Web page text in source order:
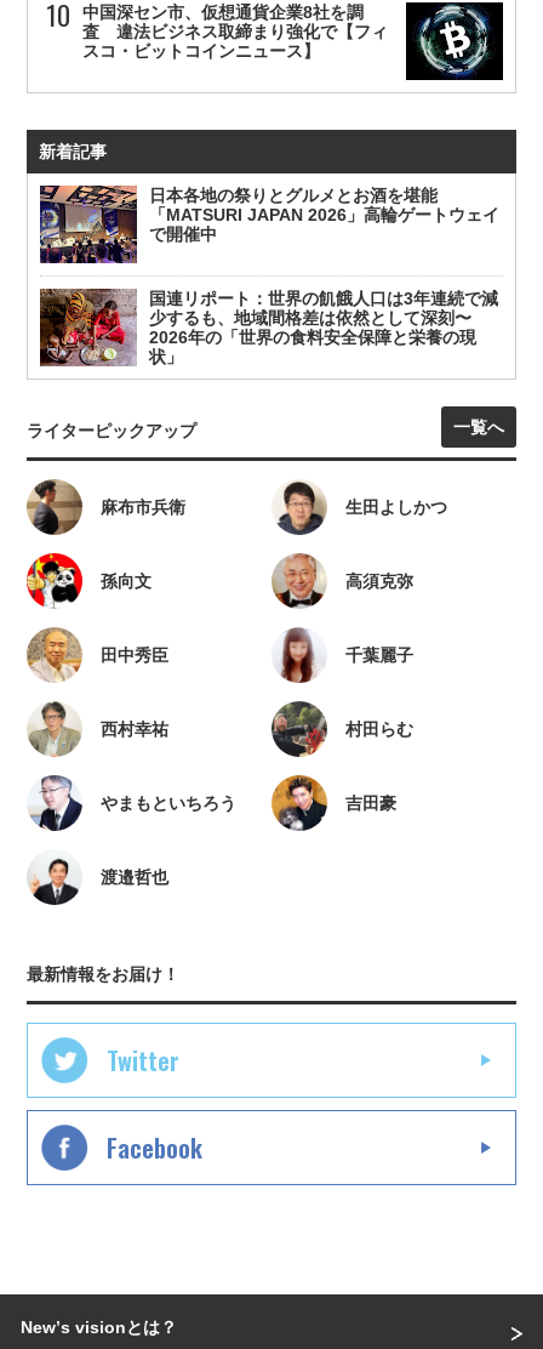
中国深セン市、仮想通貨企業8社を調
査 違法ビジネス取締まり強化で【フィ
スコ・ビットコインニュース】
新着記事
日本各地の祭りとグルメとお酒を堪能
「MATSURI JAPAN 2026」高輪ゲートウェイ
で開催中
国連リポート：世界の飢餓人口は3年連続で減
少するも、地域間格差は依然として深刻〜
2026年の「世界の食料安全保障と栄養の現
状」
ライターピックアップ 一覧へ
麻布市兵衛 生田よしかつ
孫向文 高須克弥
田中秀臣 千葉麗子
西村幸祐 村田らむ
やまもといちろう 吉田豪
渡邉哲也
最新情報をお届け！
Twitter
Facebook
Newʼs visionとは？